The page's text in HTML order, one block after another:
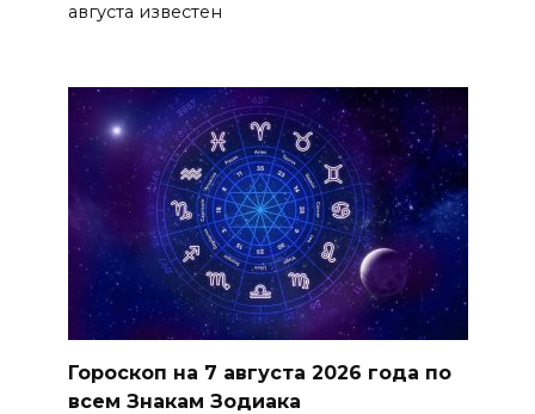
августа известен
Гороскоп на 7 августа 2026 года по
всем Знакам Зодиака